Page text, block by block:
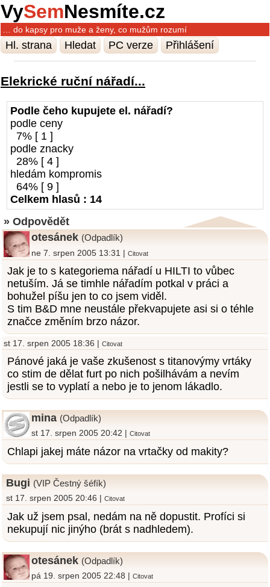
VySemNesmíte.cz
… do kapsy pro muže a ženy, co mužům rozumí
Hl. strana Hledat PC verze Přihlášení
Elekrické ruční nářadí...
Podle čeho kupujete el. nářadí?
podle ceny
7% [ 1 ]
podle znacky
28% [ 4 ]
hledám kompromis
64% [ 9 ]
Celkem hlasů : 14
» Odpovědět
otesánek (Odpadlík)
ne 7. srpen 2005 13:31 |Citovat
Jak je to s kategoriema nářadí u HILTI to vůbec
netuším. Já se timhle nářadím potkal v práci a
bohužel píšu jen to co jsem viděl.
S tim B&D mne neustále překvapujete asi si o téhle
značce změním brzo názor.
st 17. srpen 2005 18:36 | Citovat
Pánové jaká je vaše zkušenost s titanovýmy vrtáky
co stim de dělat furt po nich pošilhávám a nevím
jestli se to vyplatí a nebo je to jenom lákadlo.
mina (Odpadlík)
st 17. srpen 2005 20:42 |Citovat
Chlapi jakej máte názor na vrtačky od makity?
Bugi (VIP Čestný šéfík)
st 17. srpen 2005 20:46 | Citovat
Jak už jsem psal, nedám na ně dopustit. Profíci si
nekupují nic jinýho (brát s nadhledem).
otesánek (Odpadlík)
pá 19. srpen 2005 22:48 |Citovat